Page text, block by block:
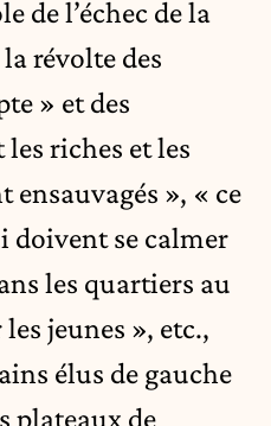
de l’échec de la
révolte des
» et des
riches et les
ensauvagés », « ce
doivent se calmer
les quartiers au
jeunes », etc.,
élus de gauche
plateaux de